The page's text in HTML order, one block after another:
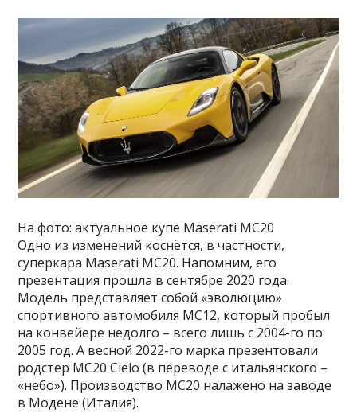
На фото: актуальное купе Maserati MC20
Одно из изменений коснётся, в частности,
суперкара Maserati MC20. Напомним, его
презентация прошла в сентябре 2020 года.
Модель представляет собой «эволюцию»
спортивного автомобиля MC12, который пробыл
на конвейере недолго – всего лишь с 2004-го по
2005 год. А весной 2022-го марка презентовали
родстер MC20 Cielo (в переводе с итальянского –
«небо»). Производство MC20 налажено на заводе
в Модене (Италия).